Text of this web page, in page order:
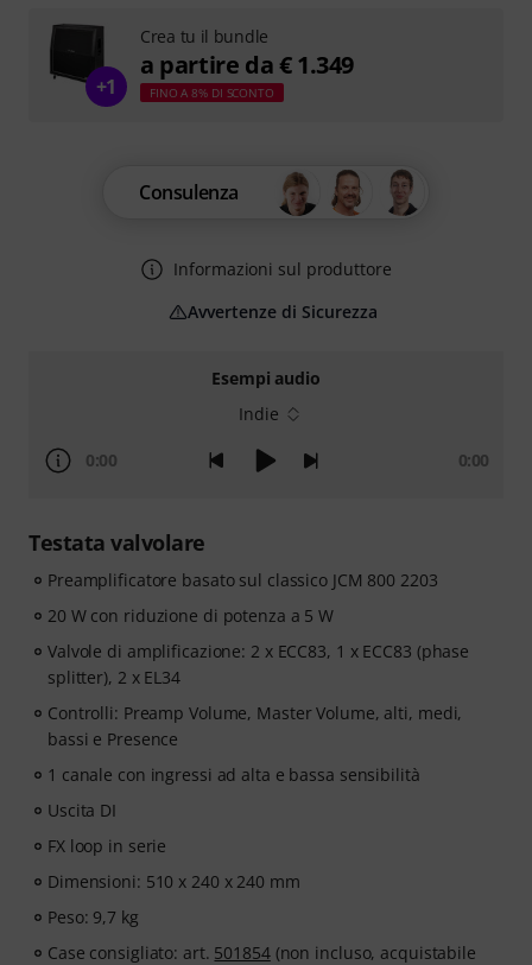
Esempi audio
Indie
0:00 0:00
Testata valvolare
Preamplificatore basato sul classico JCM 800 2203
20 W con riduzione di potenza a 5 W
Valvole di amplificazione: 2 x ECC83, 1 x ECC83 (phase
splitter), 2 x EL34
Controlli: Preamp Volume, Master Volume, alti, medi,
bassi e Presence
1 canale con ingressi ad alta e bassa sensibilità
Uscita DI
FX loop in serie
Dimensioni: 510 x 240 x 240 mm
Peso: 9,7 kg
Case consigliato: art. 501854(non incluso, acquistabile
Consulenza
Informazioni sul produttore
Avvertenze di Sicurezza
+1
Crea tu il bundle
a partire da € 1.349
FINO A 8% DI SCONTO